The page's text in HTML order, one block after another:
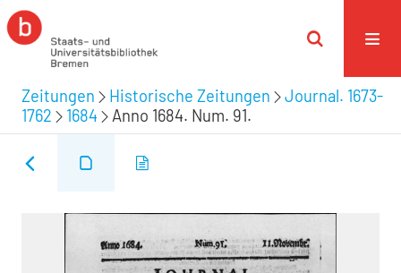
Zeitungen Historische Zeitungen
Journal. 1673-
1762
1684 Anno 1684. Num. 91.